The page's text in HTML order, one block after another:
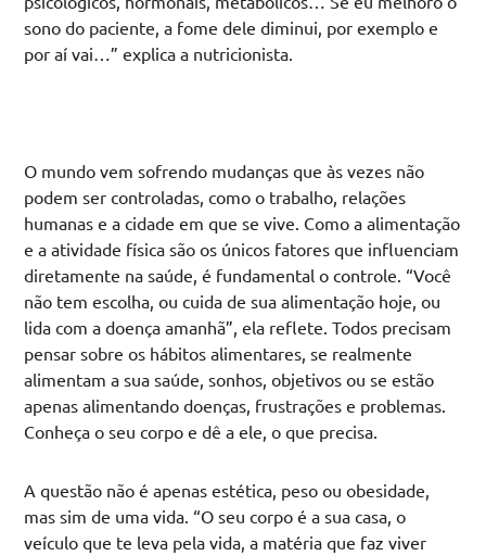
sono do paciente, a fome dele diminui, por exemplo e
por aí vai…” explica a nutricionista.
O mundo vem sofrendo mudanças que às vezes não
podem ser controladas, como o trabalho, relações
humanas e a cidade em que se vive. Como a alimentação
e a atividade física são os únicos fatores que influenciam
diretamente na saúde, é fundamental o controle. “Você
não tem escolha, ou cuida de sua alimentação hoje, ou
lida com a doença amanhã”, ela reflete. Todos precisam
pensar sobre os hábitos alimentares, se realmente
alimentam a sua saúde, sonhos, objetivos ou se estão
apenas alimentando doenças, frustrações e problemas.
Conheça o seu corpo e dê a ele, o que precisa.
A questão não é apenas estética, peso ou obesidade,
mas sim de uma vida. “O seu corpo é a sua casa, o
veículo que te leva pela vida, a matéria que faz viver